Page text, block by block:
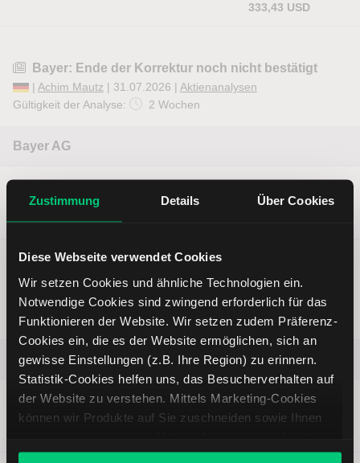
Zustimmung Details Über Cookies
Diese Webseite verwendet Cookies
Wir setzen Cookies und ähnliche Technologien ein.
Notwendige Cookies sind zwingend erforderlich für das
Funktionieren der Website. Wir setzen zudem Präferenz-
Cookies ein, die es der Website ermöglichen, sich an
gewisse Einstellungen (z.B. Ihre Region) zu erinnern.
Statistik-Cookies helfen uns, das Besucherverhalten auf
der Website zu verstehen. Mittels Marketing-Cookies
können wir Produkte auf Sie zuschneiden sowie Ihnen
Angebote unterbreiten. Sie entscheiden, welche Cookies
333,43 USD
Bayer: Ende der Korrektur noch nicht bestätigt
| Achim Mautz | 31.07.2026 | Aktienanalysen
Gültigkeit der Analyse:
2 Wochen
Bayer AG
—
Bullisch
Analysepublikation)
Nemetschek: Zu früh gefreut?
|Ronald Gehrt| 31.07.2026 |Aktienanalysen
Gültigkeit der Analyse:
1 Woche abgelaufen
Nemetschek SE
Kursziel
—
Erwartung
Neutral
Kurs (bei
Analysepublikation)